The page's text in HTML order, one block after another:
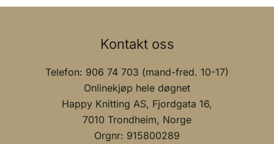
Kontakt oss
Telefon: 906 74 703 (mand-fred. 10-17)
Onlinekjøp hele døgnet
Happy Knitting AS, Fjordgata 16,
7010 Trondheim, Norge
Orgnr: 915800289